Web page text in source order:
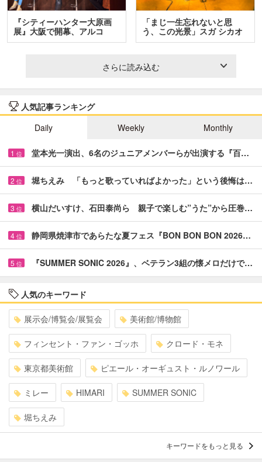
『シティーハンター大原画
展』大阪で開幕、アルコ
＆…
「まじ一生忘れないと思
う、この光景」スガ シカオ
と…
さらに読み込む
人気記事ランキング
Daily
Weekly Monthly
1 位 堂本光一演出、6名のジュニアメンバーらが出演する『百…
2 位 堀ちえみ 「もっと歌っていればよかった」という後悔は…
3 位 横山だいすけ、石田泰尚ら 親子で楽しむ”うた”から圧巻…
4 位 静岡県焼津市であらたな夏フェス『BON BON BON 2026…
5 位 『SUMMER SONIC 2026』、ベテラン3組の懐メロだけで…
人気のキーワード
展示会/博覧会/展覧会 美術館/博物館
フィンセント・ファン・ゴッホ クロード・モネ
東京都美術館 ピエール・オーギュスト・ルノワール
ミレー HIMARI SUMMER SONIC
堀ちえみ
キーワードをもっと見る